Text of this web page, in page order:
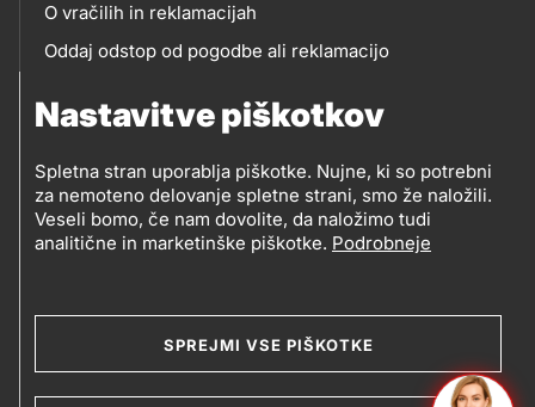
Nastavitve piškotkov
Spletna stran uporablja piškotke. Nujne, ki so potrebni
za nemoteno delovanje spletne strani, smo že naložili.
Veseli bomo, če nam dovolite, da naložimo tudi
analitične in marketinške piškotke. Podrobneje
SPREJMI VSE PIŠKOTKE
O vračilih in reklamacijah
Oddaj odstop od pogodbe ali reklamacijo
(OEEO)
and
Varstvo zasebnosti in osebnih podatkov
Splošni pogoji poslovanja
Piškotki